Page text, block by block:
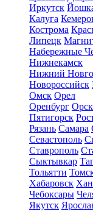
Иркутск
Калуга
Кострома
Липецк
Набережные
Нижнекамск
Нижний
Новороссийск
Омск Орел
Оренбург Орск
Пятигорск
Рязань Самара
Севастополь
Ставрополь
Сыктывкар
Тольятти
Хабаровск
Чебоксары
Якутск